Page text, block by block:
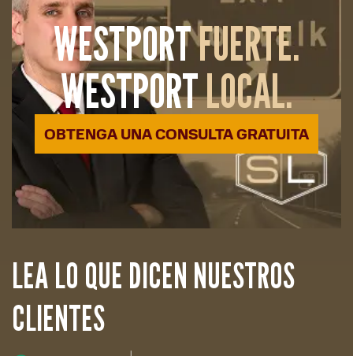
WESTPORTFUERTE.
WESTPORTLOCAL.
OBTENGA UNA CONSULTA GRATUITA
LEA LO QUE DICEN NUESTROS
CLIENTES